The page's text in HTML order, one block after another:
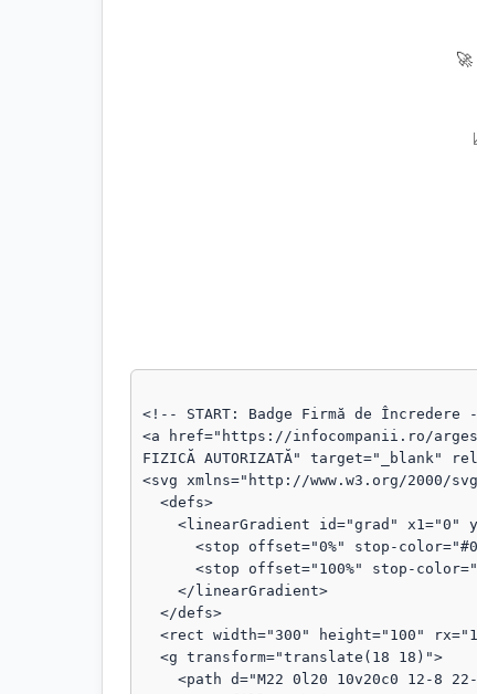
<!-- START: Badge Firmă de Încredere
<a href="https://infocompanii.ro/
FIZICĂ AUTORIZATĂ" target="_blank"
<svg xmlns="http://www.w3.org/2000/